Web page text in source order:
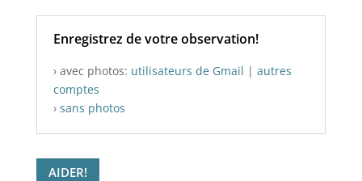
Enregistrez de votre observation!
› avec photos: utilisateurs de Gmail | autres
comptes
› sans photos
AIDER!